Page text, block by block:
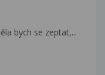
bych se zeptat,...